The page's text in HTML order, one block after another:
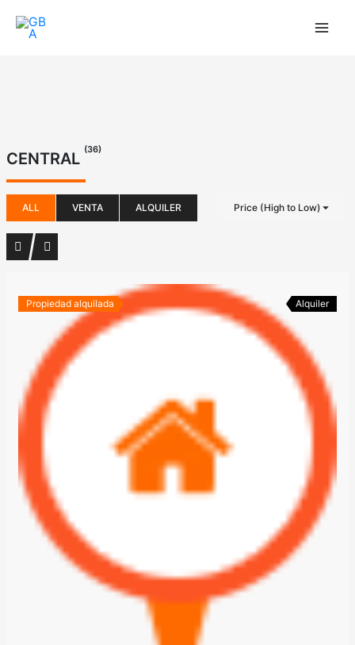
CENTRAL (36)
ALL VENTA ALQUILER Price (High to Low)
Propiedad alquilada Alquiler